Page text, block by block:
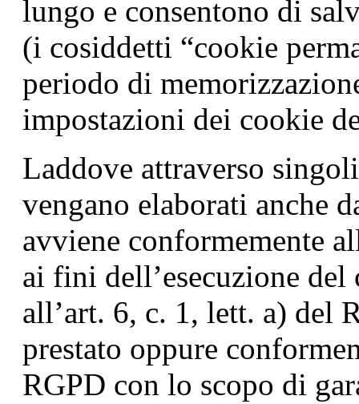
lungo e consentono di
(i cosiddetti “cookie
periodo di
impostazioni dei cookie
Laddove attraverso
vengano elaborati anche
avviene conformemente
ai fini dell’esecuzione
all’art. 6, c. 1, lett. a) del
prestato oppure
RGPD con lo scopo di